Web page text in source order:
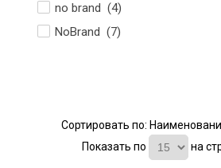
no brand (4)
NoBrand (7)
Сортировать по:
Показать по
на